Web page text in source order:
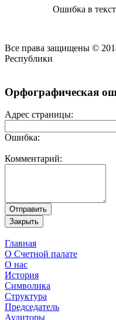
Ошибка в
Все права защищены ©
Республики
Орфографическая
Адрес страницы:
Ошибка:
Комментарий:
Главная
О Счетной палате
О нас
История
Символика
Структура
Председатель
Аудиторы